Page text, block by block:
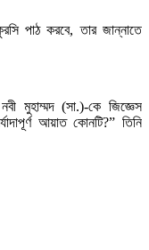
পাঠ করবে, তার জান্নাতে
মুহাম্মদ (সা.)-কে জিজ্ঞেস
আয়াত কোনটি?” তিনি